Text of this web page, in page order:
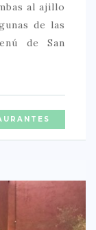
al ajillo
de las
de San